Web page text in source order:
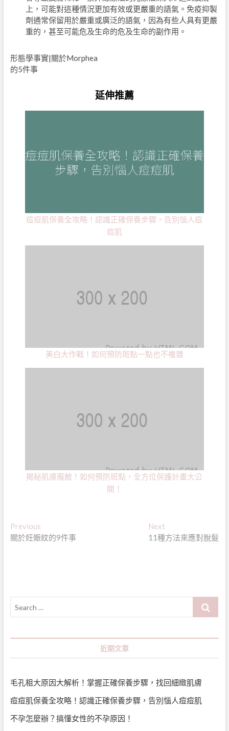
上，可能對這種情況更加有效或更嚴重的語氣。免疫抑製
劑通常保留用於嚴重或廣泛的語氣，因為有些人具有更嚴
重的，甚至可能危及生命的危及生命的副作用。
形態學事實|關於Morphea
的5件事
延伸推薦
痘痘肌保養全攻略！認識正確保養步驟，告別惱人痘
痘肌
美白大作戰！如何預防斑點一點也不複雜
揭秘肌膚魔敵！如何預防斑點，全方位保護計畫大公
開！
文
章
PreviousPrevious
post:
關於妊娠紋的9件事
Next
post:
11種方法來應對脫髮
Search
近期文章
毛孔粗大原因大解析！掌握正確保養步驟，找回細緻肌膚
痘痘肌保養全攻略！認識正確保養步驟，告別惱人痘痘肌
不孕怎麼辦？搞懂女性的不孕原因！